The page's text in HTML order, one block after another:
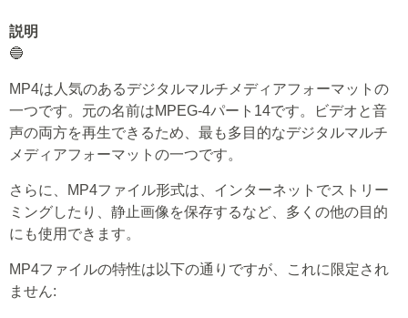
説明
🔵
MP4は人気のあるデジタルマルチメディアフォーマットの
一つです。元の名前はMPEG-4パート14です。ビデオと音
声の両方を再生できるため、最も多目的なデジタルマルチ
メディアフォーマットの一つです。
さらに、MP4ファイル形式は、インターネットでストリー
ミングしたり、静止画像を保存するなど、多くの他の目的
にも使用できます。
MP4ファイルの特性は以下の通りですが、これに限定され
ません: